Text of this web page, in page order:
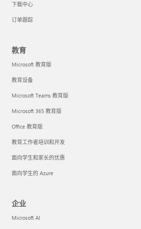
下载中心
订单跟踪
教育
Microsoft 教育版
教育设备
Microsoft Teams 教育版
Microsoft 365 教育版
Office 教育版
教育工作者培训和开发
面向学生和家长的优惠
面向学生的 Azure
企业
Microsoft AI